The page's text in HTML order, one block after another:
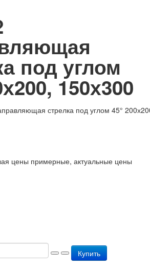
ОП
ОУ
ОВП
под углом
150х300
цены примерные, актуальные цены
Купить